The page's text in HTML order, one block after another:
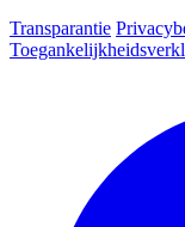
Transparantie